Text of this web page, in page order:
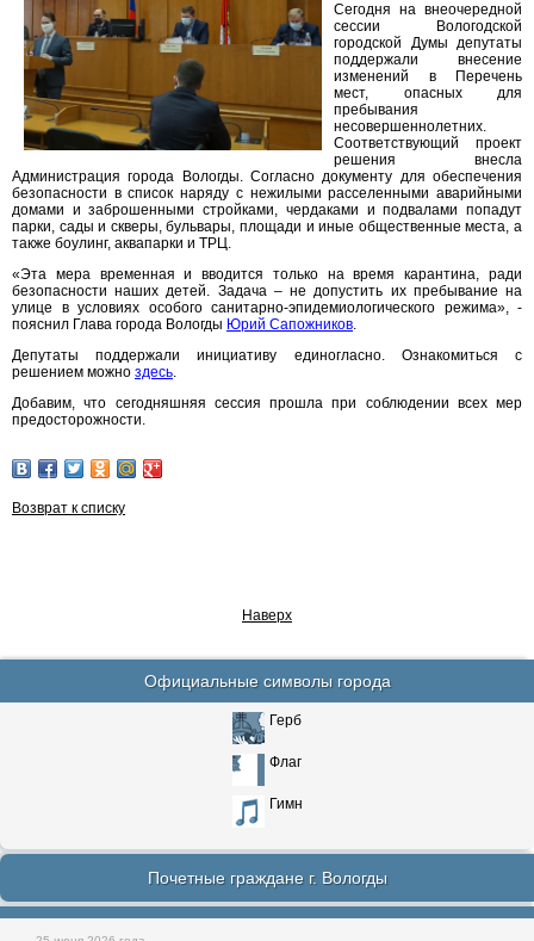
Сегодня на внеочередной
сессии Вологодской
городской Думы депутаты
поддержали внесение
изменений в Перечень
мест, опасных для
пребывания
несовершеннолетних.
Соответствующий проект
решения внесла
Администрация города Вологды. Согласно документу для обеспечения
безопасности в список наряду с нежилыми расселенными аварийными
домами и заброшенными стройками, чердаками и подвалами попадут
парки, сады и скверы, бульвары, площади и иные общественные места, а
также боулинг, аквапарки и ТРЦ.
«Эта мера временная и вводится только на время карантина, ради
безопасности наших детей. Задача – не допустить их пребывание на
улице в условиях особого санитарно-эпидемиологического режима», -
пояснил Глава города Вологды Юрий Сапожников.
Депутаты поддержали инициативу единогласно. Ознакомиться с
решением можно здесь.
Добавим, что сегодняшняя сессия прошла при соблюдении всех мер
предосторожности.
Возврат к списку
Наверх
Официальные символы города
Герб
Флаг
Гимн
Почетные граждане г. Вологды